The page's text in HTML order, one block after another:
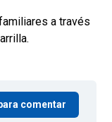
a través
comentar